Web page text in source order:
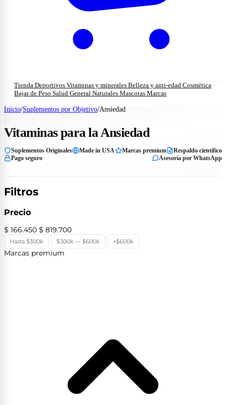
Tienda Deportivos Vitaminas y minerales Belleza y anti-edad Cosmética
Bajar de Peso Salud General Naturales Mascotas Marcas
Inicio/Suplementos por Objetivo/Ansiedad
Vitaminas para la Ansiedad
Suplementos Originales Made in USA Marcas premium
Respaldo científico
Pago seguro
Asesoría por WhatsApp
Filtros
Precio
$ 166.450 $ 819.700
Hasta $300k $300k — $600k +$600k
Marcas premium